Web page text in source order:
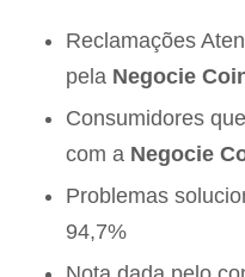
Reclamações
pela Negocie
Consumidores
com a Negocie
Problemas
94,7%